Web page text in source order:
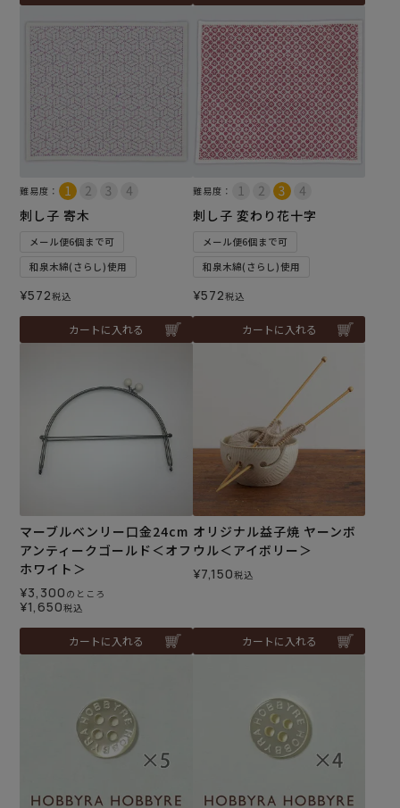
難易度：
刺し子 寄木
メール便6個まで可
和泉木綿(さらし)使用
¥572税込
カートに入れる
難易度：
刺し子 変わり花十字
メール便6個まで可
和泉木綿(さらし)使用
¥572税込
カートに入れる
マーブルベンリー口金24cm
アンティークゴールド＜オフ
ホワイト＞
¥3,300 のところ
¥1,650税込
カートに入れる
オリジナル益子焼 ヤーンボ
ウル＜アイボリー＞
¥7,150税込
カートに入れる